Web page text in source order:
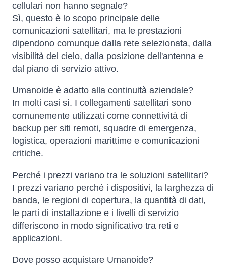
cellulari non hanno segnale?
Sì, questo è lo scopo principale delle
comunicazioni satellitari, ma le prestazioni
dipendono comunque dalla rete selezionata, dalla
visibilità del cielo, dalla posizione dell'antenna e
dal piano di servizio attivo.
Umanoide è adatto alla continuità aziendale?
In molti casi sì. I collegamenti satellitari sono
comunemente utilizzati come connettività di
backup per siti remoti, squadre di emergenza,
logistica, operazioni marittime e comunicazioni
critiche.
Perché i prezzi variano tra le soluzioni satellitari?
I prezzi variano perché i dispositivi, la larghezza di
banda, le regioni di copertura, la quantità di dati,
le parti di installazione e i livelli di servizio
differiscono in modo significativo tra reti e
applicazioni.
Dove posso acquistare Umanoide?